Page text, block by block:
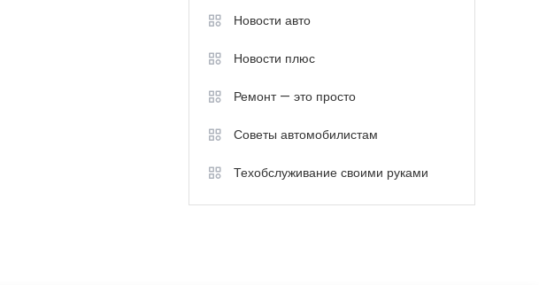
Новости авто
Новости плюс
Ремонт — это просто
Советы автомобилистам
Техобслуживание своими руками